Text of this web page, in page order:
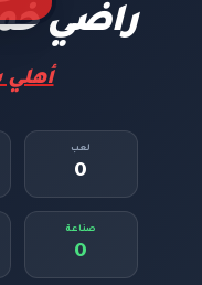
راضي
لعب
0
صناعة
0